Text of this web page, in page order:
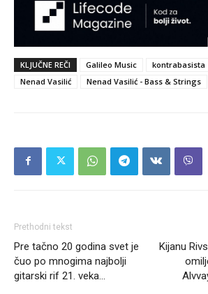
KLJUČNE REČI Galileo Music kontrabasista
Nenad Vasilić
Nenad Vasilić - Bass & Strings
Prethodni tekst
Pre tačno 20 godina svet je
čuo po mnogima najbolji
gitarski rif 21. veka…
Kijanu